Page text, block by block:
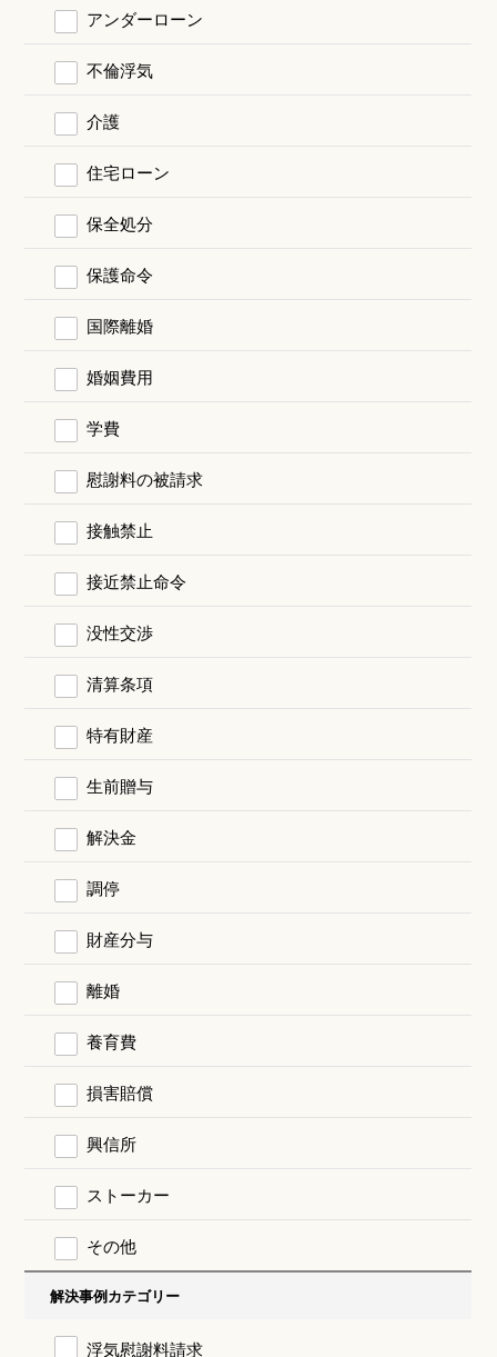
アンダーローン
不倫浮気
介護
住宅ローン
保全処分
保護命令
国際離婚
婚姻費用
学費
慰謝料の被請求
接触禁止
接近禁止命令
没性交渉
清算条項
特有財産
生前贈与
解決金
調停
財産分与
離婚
養育費
損害賠償
興信所
ストーカー
その他
解決事例カテゴリー
浮気慰謝料請求